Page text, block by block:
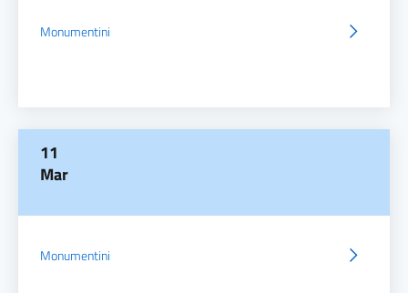
Monumentini
11
Mar
Monumentini